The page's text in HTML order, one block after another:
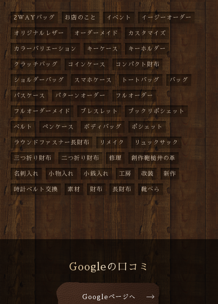
2WAYバッグ お店のこと イベント イージーオーダー
オリジナルレザー オーダーメイド カスタマイズ
カラーバリエーション キーケース キーホルダー
クラッチバッグ コインケース コンパクト財布
ショルダーバッグ スマホケース トートバッグ バッグ
パスケース パターンオーダー フルオーダー
フルオーダーメイド ブレスレット プックリポシェット
ベルト ペンケース ボディバッグ ポシェット
ラウンドファスナー長財布 リメイク リュックサック
三つ折り財布 二つ折り財布 修理 創作鞄槌井の革
名刺入れ 小物入れ 小銭入れ 工房 改装 新作
時計ベルト交換 素材 財布 長財布 靴べら
Googleの口コミ
Googleページへ